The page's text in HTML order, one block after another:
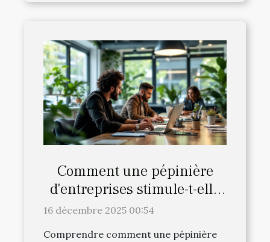
Comment une pépinière
d'entreprises stimule-t-elle
l'innovation locale ?
16 décembre 2025 00:54
Comprendre comment une pépinière